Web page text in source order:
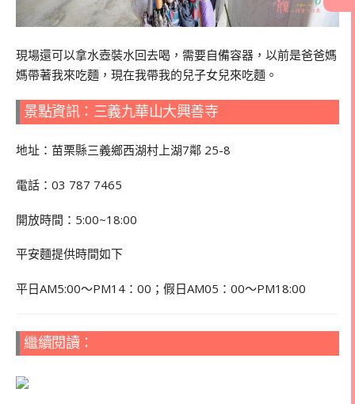
現場還可以拿水壺裝水回去喝，需要自備容器，以前是爸爸媽
媽帶著我來吃麵，現在我帶我的兒子女兒來吃麵。
景點資訊：三義九華山大興善寺
地址：苗栗縣三義鄉西湖村上湖7鄰 25-8
電話： 03 787 7465
開放時間：5:00~18:00
平安麵提供時間如下
平日AM5:00～PM14 ： 00 ；假日AM05 ： 00～PM18:00
繼續閱讀：